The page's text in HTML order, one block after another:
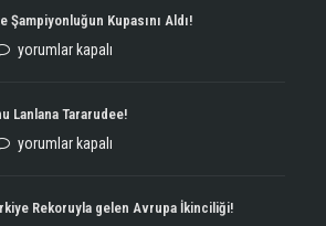
Şampiyonluğun Kupasını Aldı!
ENKA
Çifte
Şampiyonluğun
yorumlar kapalı
Lanlana Tararudee!
ENKA
Şampiyonu
yorumlar kapalı
Rekoruyla gelen Avrupa İkinciliği!